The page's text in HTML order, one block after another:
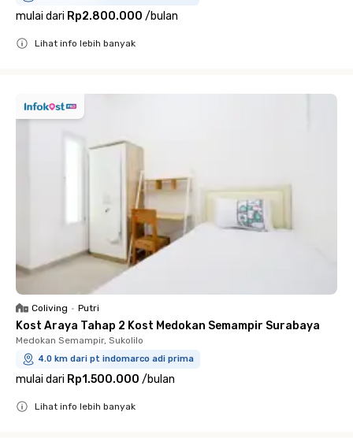
mulai dari Rp2.800.000 /bulan
Lihat info lebih banyak
Coliving • Putri
Kost Araya Tahap 2 Kost Medokan Semampir Surabaya
Medokan Semampir, Sukolilo
4.0 km dari pt indomarco adi prima
mulai dari Rp1.500.000 /bulan
Lihat info lebih banyak